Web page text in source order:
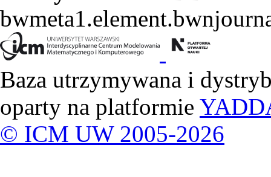
Baza utrzymywana i
oparty na platformie
© ICM UW 2005-2026